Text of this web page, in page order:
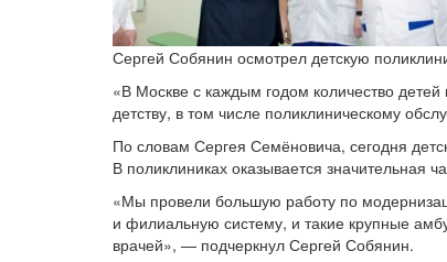
Сергей Собянин осмотрел детскую
«В Москве с каждым годом количество
детству, в том числе поликлиническому
По словам Сергея Семёновича, сегодня
В поликлиниках оказывается значительная
«Мы провели большую работу по
и филиальную систему, и такие крупные
врачей», — подчеркнул Сергей Собянин.